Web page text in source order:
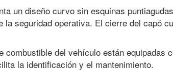
un diseño curvo sin esquinas
seguridad operativa. El cierre del capó
combustible del vehículo están
la identificación y el mantenimiento.